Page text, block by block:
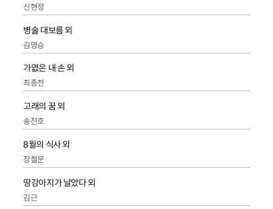
신현정
병술 대보름 외
김영승
가엾은 내 손 외
최종천
고래의 꿈 외
송찬호
8월의 식사 외
장철문
땅강아지가 날았다 외
김근